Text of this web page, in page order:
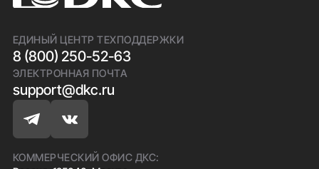
ЕДИНЫЙ ЦЕНТР ТЕХПОДДЕРЖКИ
8 (800) 250-52-63
ЭЛЕКТРОННАЯ ПОЧТА
support@dkc.ru
КОММЕРЧЕСКИЙ ОФИС ДКС: